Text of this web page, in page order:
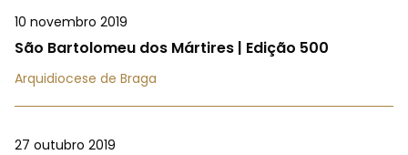
10 novembro 2019
São Bartolomeu dos Mártires | Edição 500
Arquidiocese de Braga
27 outubro 2019